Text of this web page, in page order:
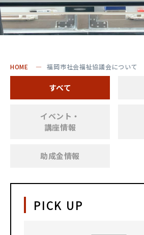
HOME 福岡市社会福祉協議会について
すべて
イベント・
講座情報
助成金情報
PICK UP